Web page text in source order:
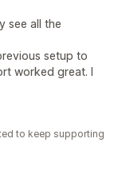
see all the
setup to
worked great. I
to keep supporting